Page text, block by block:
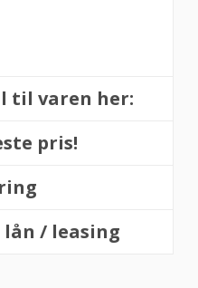
til varen her:
pris!
/ leasing